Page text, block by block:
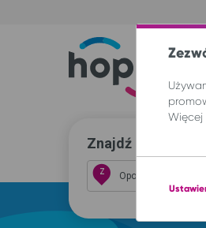
Znajdź przejazd i
Z
Więcej